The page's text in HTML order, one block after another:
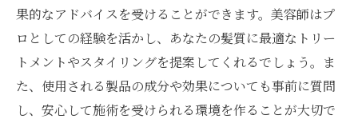
果的なアドバイスを受けることができます。美容師はプ
ロとしての経験を活かし、あなたの髪質に最適なトリー
トメントやスタイリングを提案してくれるでしょう。ま
た、使用される製品の成分や効果についても事前に質問
し、安心して施術を受けられる環境を作ることが大切で